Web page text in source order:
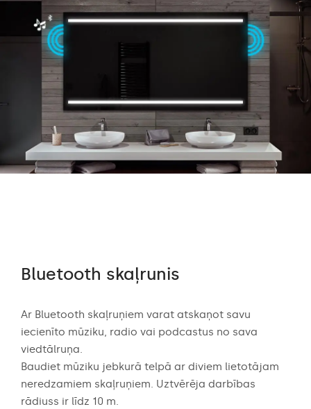
Bluetooth skaļrunis
Ar Bluetooth skaļruņiem varat atskaņot savu
iecienīto mūziku, radio vai podcastus no sava
viedtālruņa.
Baudiet mūziku jebkurā telpā ar diviem lietotājam
neredzamiem skaļruņiem. Uztvērēja darbības
rādiuss ir līdz 10 m.